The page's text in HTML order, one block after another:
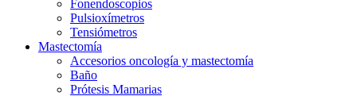
Fonendoscopios
Pulsioxímetros
Tensiómetros
Mastectomía
Accesorios oncología y mastectomía
Baño
Prótesis Mamarias